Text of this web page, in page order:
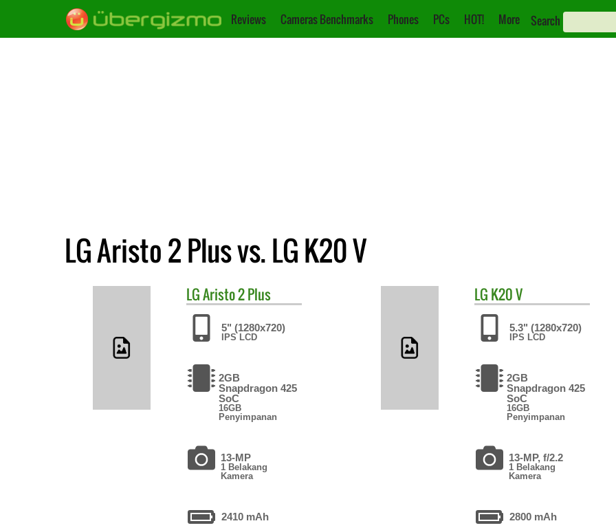
Reviews Cameras Benchmarks Phones PCs HOT! More Search
LG Aristo 2 Plus vs. LG K20 V
LGAristo 2 Plus
5" (1280x720)
IPS LCD
2GB
Snapdragon 425
SoC
16GB
Penyimpanan
13-MP
1 Belakang
Kamera
2410 mAh
LG K20 V
5.3" (1280x720)
IPS LCD
2GB
Snapdragon 425
SoC
16GB
Penyimpanan
13-MP, f/2.2
1 Belakang
Kamera
2800 mAh